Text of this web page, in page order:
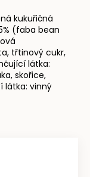
kukuřičná
(faba bean
třtinový cukr,
látka:
skořice,
látka: vinný